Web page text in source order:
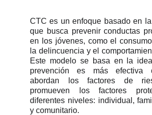
CTC es un enfoque basado en
que busca prevenir conductas
en los jóvenes, como el
la delincuencia y el
Este modelo se basa en la
prevención es más efectiva
abordan los factores de
promueven los factores
diferentes niveles: individual,
y comunitario.